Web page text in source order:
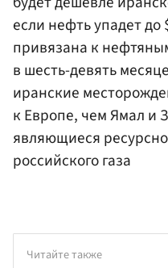
если нефть упадет до
привязана к
в шесть-девять
иранские
к Европе, чем Ямал и
являющиеся
российского газа
Читайте также